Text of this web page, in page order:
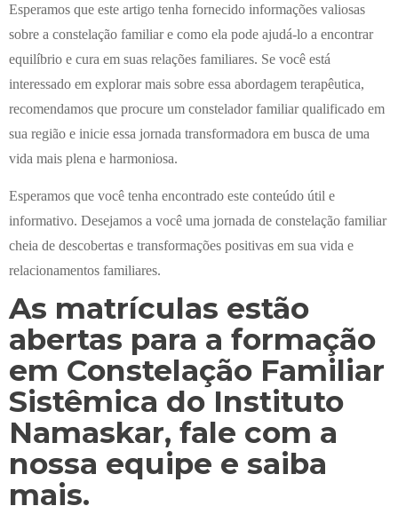
Esperamos que este artigo tenha fornecido informações valiosas
sobre a constelação familiar e como ela pode ajudá-lo a encontrar
equilíbrio e cura em suas relações familiares. Se você está
interessado em explorar mais sobre essa abordagem terapêutica,
recomendamos que procure um constelador familiar qualificado em
sua região e inicie essa jornada transformadora em busca de uma
vida mais plena e harmoniosa.
Esperamos que você tenha encontrado este conteúdo útil e
informativo. Desejamos a você uma jornada de constelação familiar
cheia de descobertas e transformações positivas em sua vida e
relacionamentos familiares.
As matrículas estão
abertas para a formação
em Constelação Familiar
Sistêmica do Instituto
Namaskar, fale com a
nossa equipe e saiba
mais.